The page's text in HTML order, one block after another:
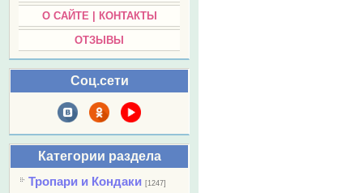
О САЙТЕ | КОНТАКТЫ
ОТЗЫВЫ
Соц.сети
Категории раздела
Тропари и Кондаки [1247]